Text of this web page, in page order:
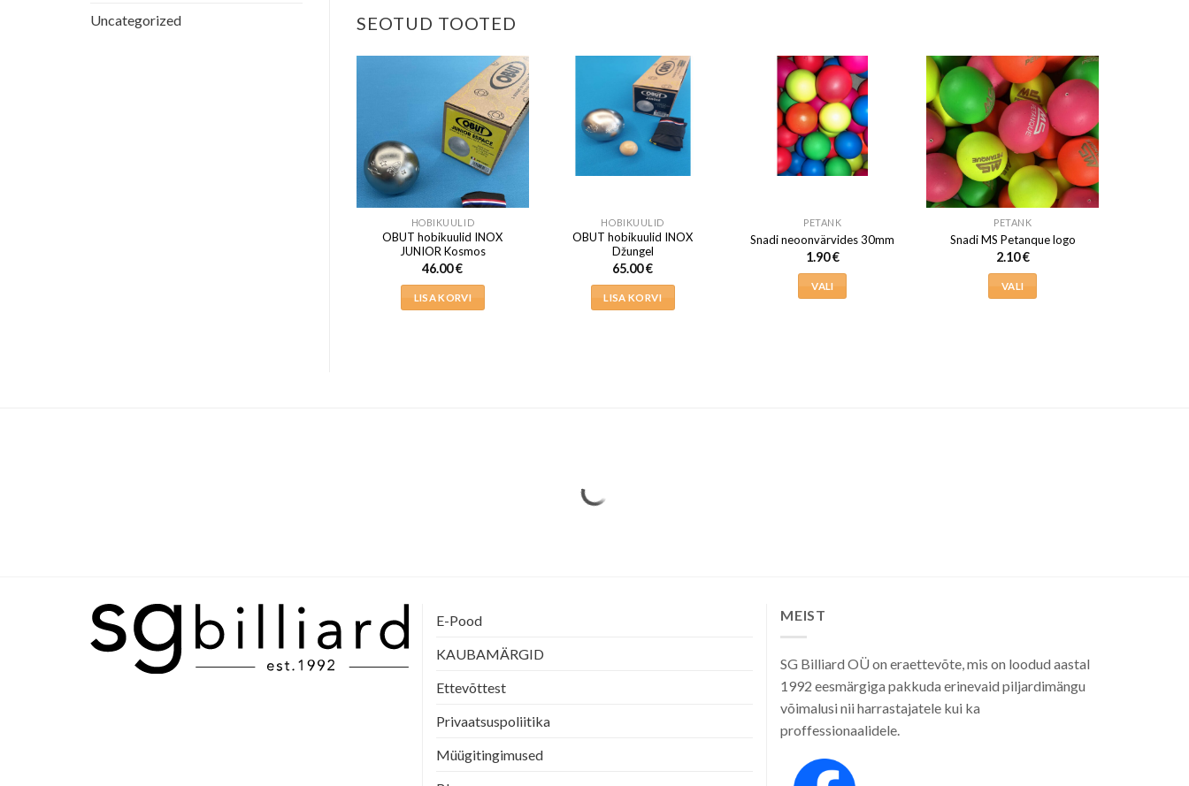
Uncategorized
SEOTUD TOOTED
HOBIKUULID
OBUT hobikuulid INOX
JUNIOR Kosmos
46.00€
LISA KORVI
HOBIKUULID
OBUT hobikuulid INOX
Džungel
65.00€
LISA KORVI
PETANK
Snadi neoonvärvides 30mm
1.90€
VALI
PETANK
Snadi MS Petanque logo
2.10€
VALI
E-Pood
KAUBAMÄRGID
Ettevõttest
Privaatsuspoliitika
Müügitingimused
MEIST
SG Billiard OÜ on eraettevõte, mis on loodud aastal
1992 eesmärgiga pakkuda erinevaid piljardimängu
võimalusi nii harrastajatele kui ka
proffessionaalidele.